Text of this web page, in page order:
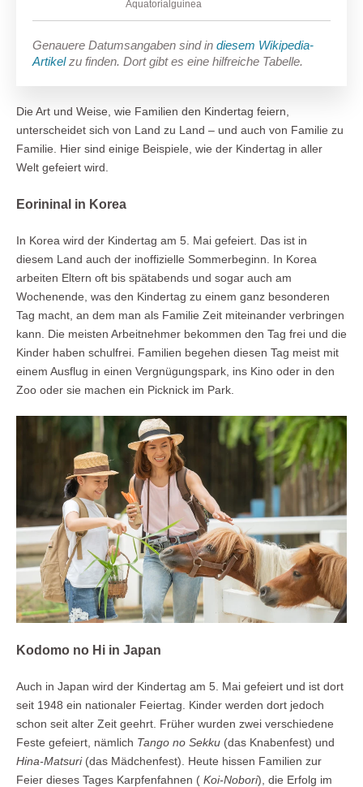
Äquatorialguinea
Genauere Datumsangaben sind in diesem Wikipedia-
Artikelzu finden. Dort gibt es eine hilfreiche Tabelle.
Die Art und Weise, wie Familien den Kindertag feiern,
unterscheidet sich von Land zu Land – und auch von Familie zu
Familie. Hier sind einige Beispiele, wie der Kindertag in aller
Welt gefeiert wird.
Eorininal in Korea
In Korea wird der Kindertag am 5. Mai gefeiert. Das ist in
diesem Land auch der inoffizielle Sommerbeginn. In Korea
arbeiten Eltern oft bis spätabends und sogar auch am
Wochenende, was den Kindertag zu einem ganz besonderen
Tag macht, an dem man als Familie Zeit miteinander verbringen
kann. Die meisten Arbeitnehmer bekommen den Tag frei und die
Kinder haben schulfrei. Familien begehen diesen Tag meist mit
einem Ausflug in einen Vergnügungspark, ins Kino oder in den
Zoo oder sie machen ein Picknick im Park.
Kodomo no Hi in Japan
Auch in Japan wird der Kindertag am 5. Mai gefeiert und ist dort
seit 1948 ein nationaler Feiertag. Kinder werden dort jedoch
schon seit alter Zeit geehrt. Früher wurden zwei verschiedene
Feste gefeiert, nämlich Tango no Sekku (das Knabenfest) und
Hina-Matsuri(das Mädchenfest). Heute hissen Familien zur
Feier dieses Tages Karpfenfahnen ( Koi-Nobori), die Erfolg im